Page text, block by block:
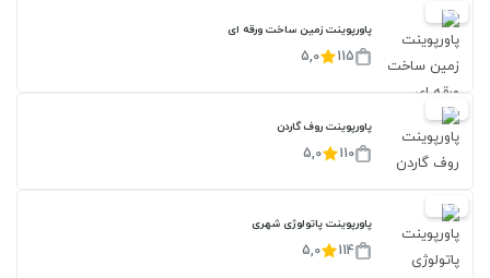
20%
پاورپوینت زمین ساخت ورقه ای
115
5,0
20%
پاورپوینت روف گاردن
110
5,0
20%
پاورپوینت پاتولوژی شهری
114
5,0